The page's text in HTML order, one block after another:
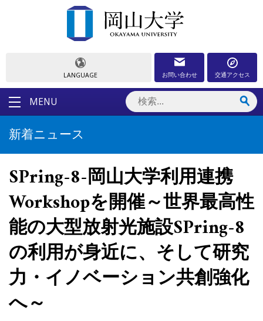
LANGUAGE お問い合わせ 交通アクセス
MENU
新着ニュース
SPring-8-岡山大学利用連携
Workshopを開催～世界最高性
能の大型放射光施設SPring-8
の利用が身近に、そして研究
力・イノベーション共創強化
へ～